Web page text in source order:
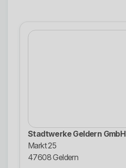
Stadtwerke Geldern GmbH
Markt 25
47608 Geldern